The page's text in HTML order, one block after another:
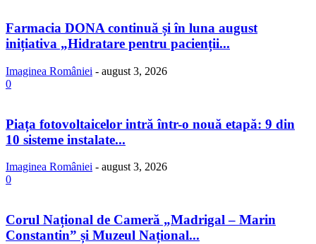
Farmacia DONA continuă și în luna august
inițiativa „Hidratare pentru pacienții...
Imaginea României - august 3, 2026
0
Piața fotovoltaicelor intră într-o nouă etapă: 9 din
10 sisteme instalate...
Imaginea României - august 3, 2026
0
Corul Național de Cameră „Madrigal – Marin
Constantin” și Muzeul Național...